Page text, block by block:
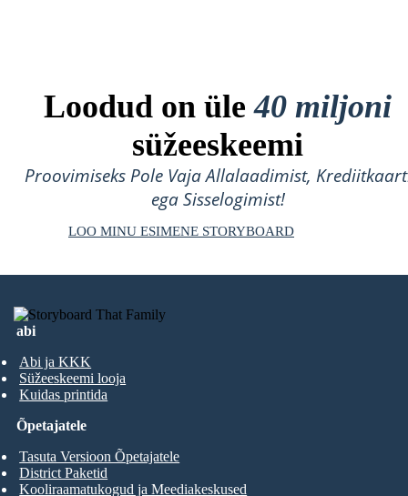
Loodud on üle40 miljoni
süžeeskeemi
Proovimiseks Pole Vaja Allalaadimist,
ega Sisselogimist!
LOO MINU ESIMENE STORYBOARD
abi
Abi ja KKK
Süžeeskeemi looja
Kuidas printida
Õpetajatele
Tasuta Versioon Õpetajatele
District Paketid
Kooliraamatukogud ja Meediakeskused